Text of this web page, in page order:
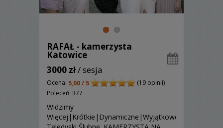
RAFAŁ - kamerzysta
Katowice
3000 zł/ sesja
Ocena: 5,00 / 5
(19 opinii)
Poleceń: 377
Widzimy
Więcej|Krótkie|Dynamiczne|Wyjątkowe